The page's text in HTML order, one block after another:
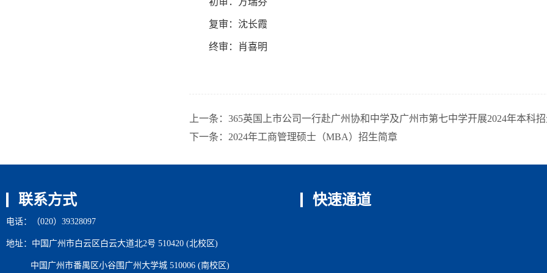
复审：沈长霞
终审：肖喜明
上一条： 365英国上市公司一行赴广州协和中学及广州市第七中学开展2024年本科
下一条： 2024年工商管理硕士（MBA）招生简章
联系方式
电话：（020）39328097
地址：中国广州市白云区白云大道北2号 510420 (北校区)
中国广州市番禺区小谷围广州大学城 510006 (南校区)
快速通道